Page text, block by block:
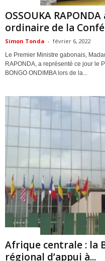
OSSOUKA
ordinaire de la
Simon Tonda - février 6, 2022
Le Premier Ministre gabonais,
RAPONDA, a représenté ce jour le
BONGO ONDIMBA lors de la...
Afrique centrale : la
régional d’appui à...